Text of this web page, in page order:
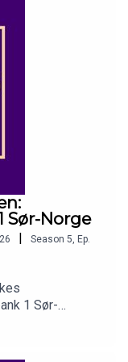
og Sebastian
Sør-Norge
| Season 5 Ep.
1 Sør-
pluss to som
og styre.Vi